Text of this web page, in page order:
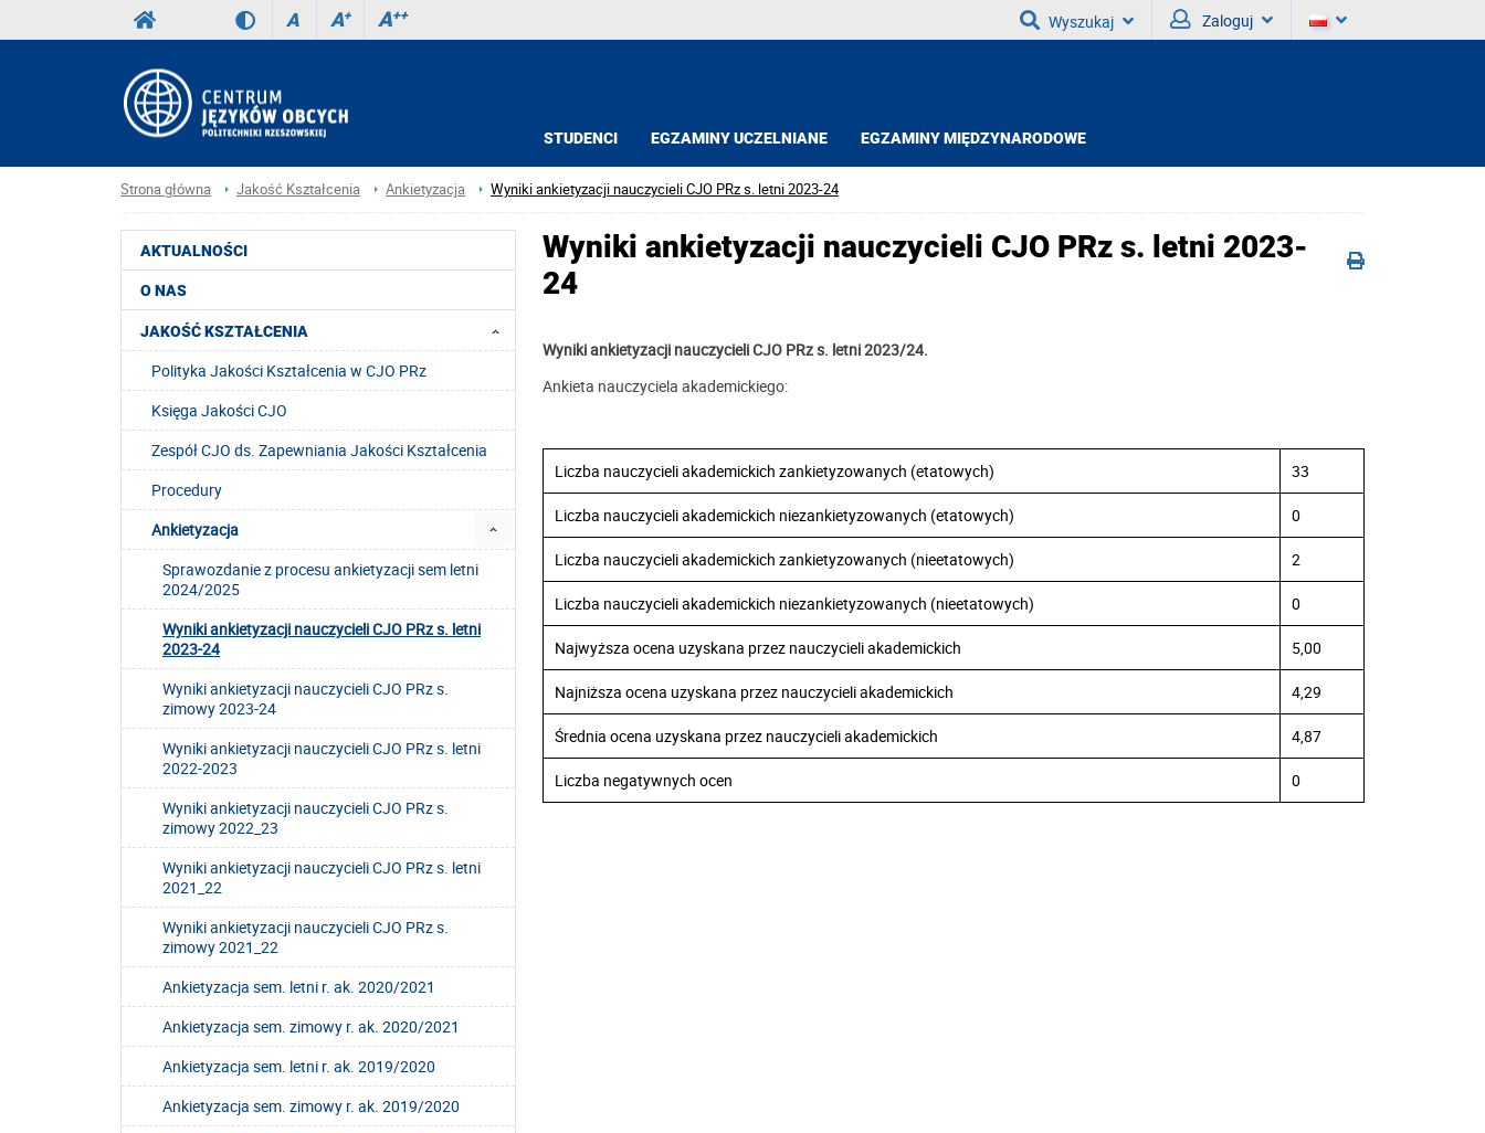
A A+ A++ Wyszukaj Zaloguj
STUDENCI EGZAMINY UCZELNIANE EGZAMINY MIĘDZYNARODOWE
Strona główna Jakość Kształcenia Ankietyzacja Wyniki ankietyzacji nauczycieli CJO PRz s. letni 2023-24
AKTUALNOŚCI
O NAS
JAKOŚĆ KSZTAŁCENIA
Polityka Jakości Kształcenia w CJO PRz
Księga Jakości CJO
Zespół CJO ds. Zapewniania Jakości Kształcenia
Procedury
Ankietyzacja
Sprawozdanie z procesu ankietyzacji sem letni
2024/2025
Wyniki ankietyzacji nauczycieli CJO PRz s. letni
2023-24
Wyniki ankietyzacji nauczycieli CJO PRz s.
zimowy 2023-24
Wyniki ankietyzacji nauczycieli CJO PRz s. letni
2022-2023
Wyniki ankietyzacji nauczycieli CJO PRz s.
zimowy 2022_23
Wyniki ankietyzacji nauczycieli CJO PRz s. letni
2021_22
Wyniki ankietyzacji nauczycieli CJO PRz s.
zimowy 2021_22
Ankietyzacja sem. letni r. ak. 2020/2021
Ankietyzacja sem. zimowy r. ak. 2020/2021
Ankietyzacja sem. letni r. ak. 2019/2020
Ankietyzacja sem. zimowy r. ak. 2019/2020
Wyniki ankietyzacji nauczycieli CJO PRz s. letni 2023-
24
Wyniki ankietyzacji nauczycieli CJO PRz s. letni 2023/24.
Ankieta nauczyciela akademickiego:
Liczba nauczycieli akademickich zankietyzowanych (etatowych) 33
Liczba nauczycieli akademickich niezankietyzowanych (etatowych) 0
Liczba nauczycieli akademickich zankietyzowanych (nieetatowych) 2
Liczba nauczycieli akademickich niezankietyzowanych (nieetatowych) 0
Najwyższa ocena uzyskana przez nauczycieli akademickich 5,00
Najniższa ocena uzyskana przez nauczycieli akademickich 4,29
Średnia ocena uzyskana przez nauczycieli akademickich 4,87
Liczba negatywnych ocen 0